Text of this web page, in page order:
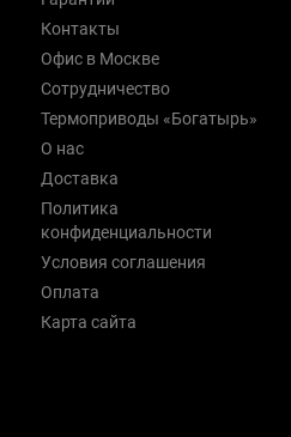
Контакты
Офис в Москве
Сотрудничество
Термоприводы «Богатырь»
О нас
Доставка
Политика
конфиденциальности
Условия соглашения
Оплата
Карта сайта